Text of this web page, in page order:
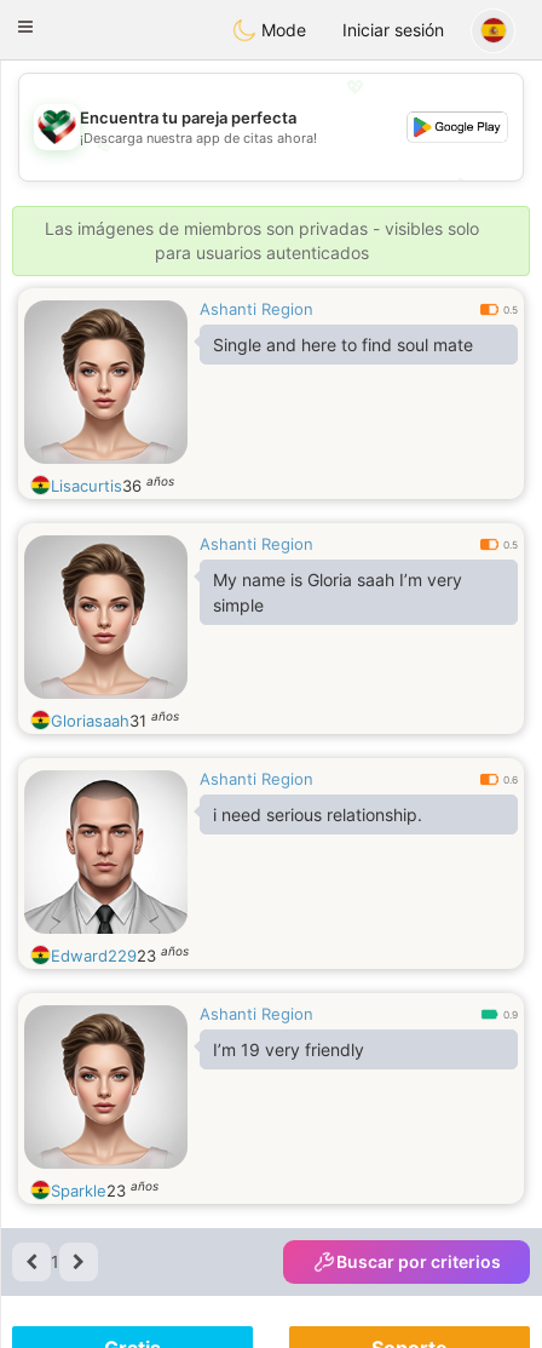
KuwaitChat
Toggle
Mode Iniciar sesión
💖
💕
💕
Encuentra tu pareja perfecta
¡Descarga nuestra app de citas ahora!
Las imágenes de miembros son privadas - visibles solo
para usuarios autenticados
Ashanti Region 0.5
Single and here to find soul mate
Lisacurtis36 años
Ashanti Region 0.5
My name is Gloria saah I’m very
simple
Gloriasaah31 años
Ashanti Region 0.6
i need serious relationship.
Edward22923 años
Ashanti Region 0.9
I’m 19 very friendly
Sparkle23 años
1 Buscar por criterios